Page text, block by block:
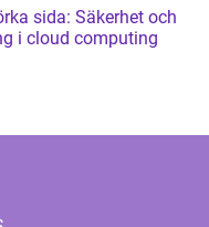
sida: Säkerhet och
i cloud computing